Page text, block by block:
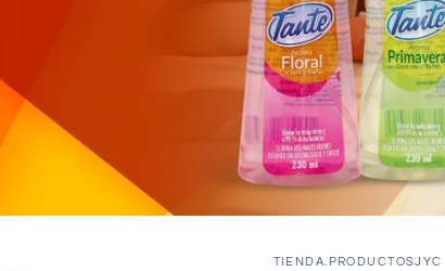
TIENDA.PRODUCTOSJYC